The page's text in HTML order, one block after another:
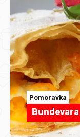
Pomoravka
Bundevara